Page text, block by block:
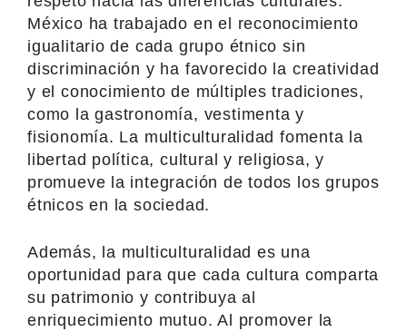
México ha trabajado en el reconocimiento
igualitario de cada grupo étnico sin
discriminación y ha favorecido la creatividad
y el conocimiento de múltiples tradiciones,
como la gastronomía, vestimenta y
fisionomía. La multiculturalidad fomenta la
libertad política, cultural y religiosa, y
promueve la integración de todos los grupos
étnicos en la sociedad.
Además, la multiculturalidad es una
oportunidad para que cada cultura comparta
su patrimonio y contribuya al
enriquecimiento mutuo. Al promover la